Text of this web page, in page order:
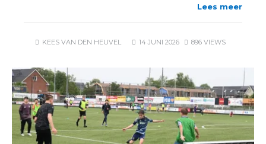
Lees meer
KEES VAN DEN HEUVEL 14 JUNI 2026 896 VIEWS